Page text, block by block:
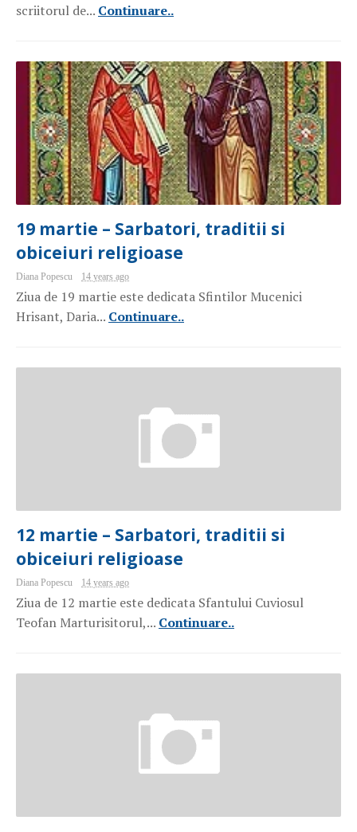
scriitorul de... Continuare..
19 martie – Sarbatori, traditii si
obiceiuri religioase
Diana Popescu 14 years ago
Ziua de 19 martie este dedicata Sfintilor Mucenici
Hrisant, Daria... Continuare..
12 martie – Sarbatori, traditii si
obiceiuri religioase
Diana Popescu 14 years ago
Ziua de 12 martie este dedicata Sfantului Cuviosul
Teofan Marturisitorul,... Continuare..